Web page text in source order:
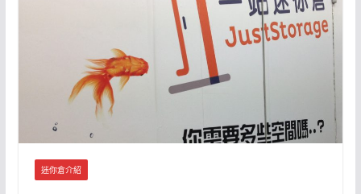
迷你倉介紹